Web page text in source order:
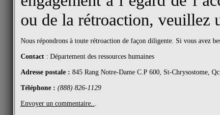
ou de la rétroaction, veuillez
Nous répondrons à toute rétroaction de façon diligente. Si vous avez
Contact : Département des ressources humaines
Adresse postale : 845 Rang Notre-Dame C.P 600, St-Chrysostome,
Téléphone : (888) 826-1129
Envoyer un commentaire...